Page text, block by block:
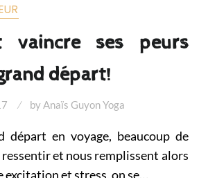
vaincre ses peurs
départ!
byAnaïs Guyon Yoga
départ en voyage, beaucoup de
et nous remplissent alors
excitation et stress, on se…